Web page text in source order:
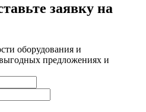
заявку на
оборудования и
предложениях и